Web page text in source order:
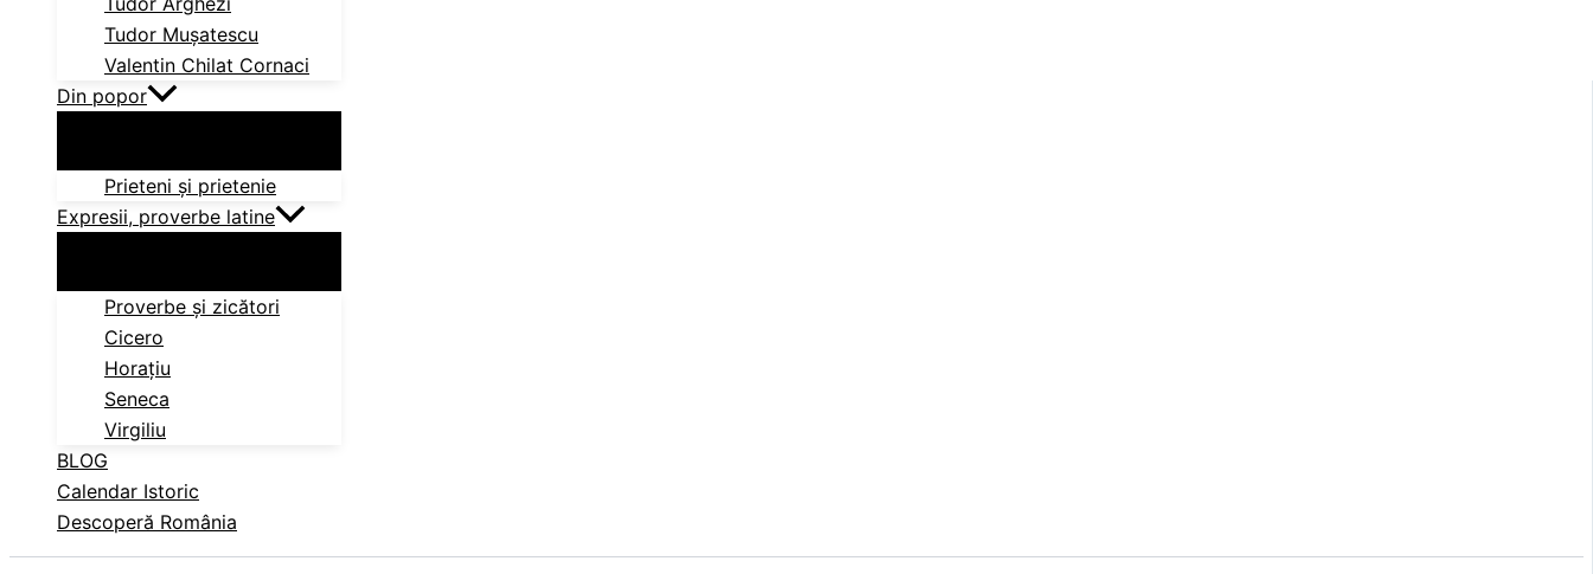
Tudor Mușatescu
Valentin Chilat Cornaci
Din popor
Prieteni și prietenie
Expresii, proverbe latine
Proverbe și zicători
Cicero
Horațiu
Seneca
Virgiliu
BLOG
Calendar Istoric
Descoperă România